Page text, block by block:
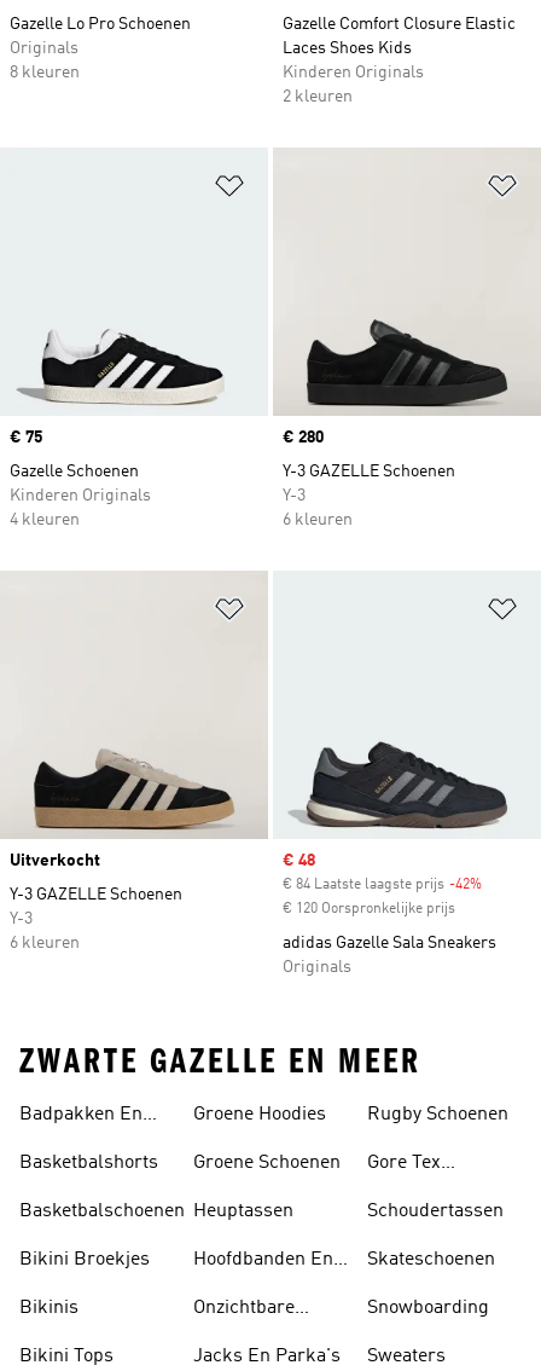
Gazelle Lo Pro Schoenen
Originals
8 kleuren
Gazelle Comfort Closure Elastic
Laces Shoes Kids
Kinderen Originals
2 kleuren
Price
€ 75
Gazelle Schoenen
Kinderen Originals
4 kleuren
Price
€ 280
Y-3 GAZELLE Schoenen
Y-3
6 kleuren
Uitverkocht
Y-3 GAZELLE Schoenen
Y-3
6 kleuren
Sale price
€ 48
€ 84 Laatste laagste prijs -42%
€ 120 Oorspronkelijke prijs
adidas Gazelle Sala Sneakers
Originals
ZWARTE GAZELLE EN MEER
Badpakken En
Basketbalshorts
Basketbalschoenen
Bikini Broekjes
Bikinis
Bikini Tops
Groene Hoodies
Groene Schoenen
Heuptassen
Hoofdbanden En
Onzichtbare
Jacks En Parka's
Rugby Schoenen
Gore Tex
Schoudertassen
Skateschoenen
Snowboarding
Sweaters